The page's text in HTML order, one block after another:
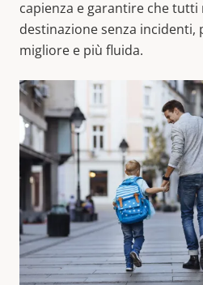
capienza e garantire che
destinazione senza incidenti,
migliore e più fluida.